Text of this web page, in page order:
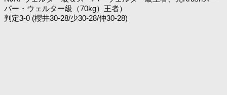
パー・ウェルター級（70kg）王者）
判定3-0 (櫻井30-28/少30-28/仲30-28)